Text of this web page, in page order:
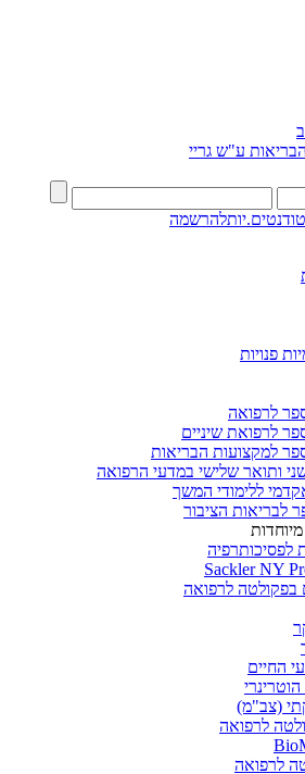
ע"ש גריי
להרשמה
פנויות
לרפואה
לרפואת שיניים
למקצועות הבריאות
ותואר שלישי במדעי הרפואה
ללימודי המשך
לבריאות הציבור
לפסיכותרפיה
Sackler NY
בפקולטה לרפואה
החיים
(צב"מ)
לרפואה
לרפואה